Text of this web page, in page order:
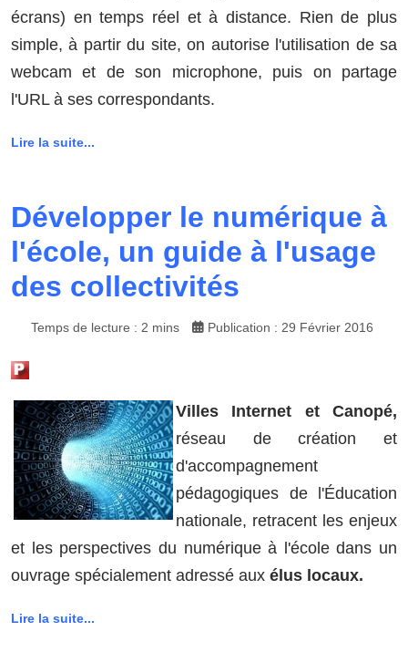
écrans) en temps réel et à distance. Rien de plus
simple, à partir du site, on autorise l'utilisation de sa
webcam et de son microphone, puis on partage
l'URL à ses correspondants.
Lire la suite...
Développer le numérique à
l'école, un guide à l'usage
des collectivités
Temps de lecture : 2 mins Publication : 29 Février 2016
Villes Internet et Canopé,
réseau de création et
d'accompagnement
pédagogiques de l'Éducation
nationale, retracent les enjeux
et les perspectives du numérique à l'école dans un
ouvrage spécialement adressé aux élus locaux.
Lire la suite...